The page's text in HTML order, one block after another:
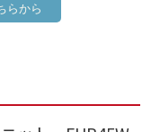
らから